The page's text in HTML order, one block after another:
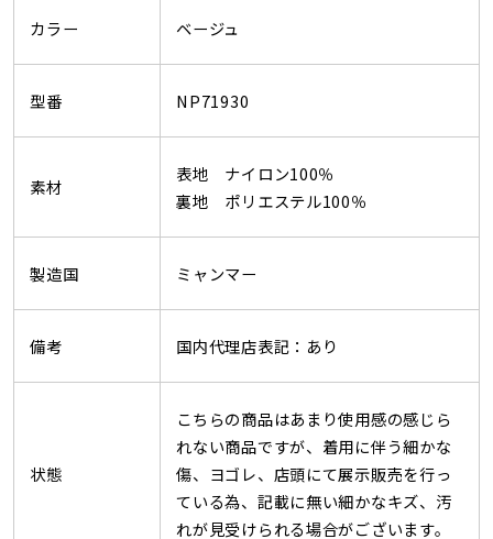
カラー ベージュ
型番 NP71930
素材
表地 ナイロン100％
裏地 ポリエステル100％
製造国 ミャンマー
備考 国内代理店表記：あり
状態
こちらの商品はあまり使用感の感じら
れない商品ですが、着用に伴う細かな
傷、ヨゴレ、店頭にて展示販売を行っ
ている為、記載に無い細かなキズ、汚
れが見受けられる場合がございます。